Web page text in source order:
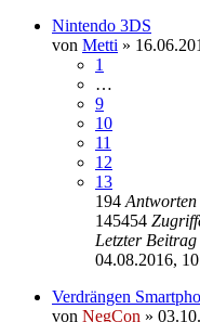
Nintendo 3DS
von Metti »
1
…
9
10
11
12
13
194Antworten
145454
Letzter Beitrag
04.08.2016,
Verdrängen
von NegCon »